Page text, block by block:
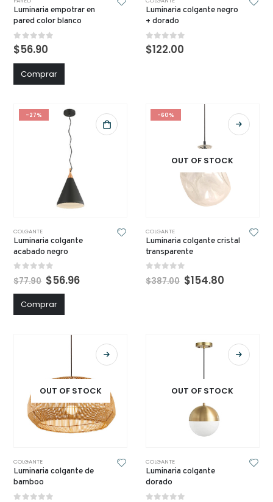
Luminaria empotrar en
pared color blanco
0 out of 5
$56.90
Comprar
Luminaria colgante negro
+ dorado
0out of 5
$122.00
-27%
COLGANTE
Luminaria colgante
acabado negro
out of 5
$77.90 $56.96
Comprar
-60%
OUT OF STOCK
COLGANTE
Luminaria colgante cristal
transparente
out of 5
$387.00 $154.80
OUT OF STOCK
COLGANTE
Luminaria colgante de
bamboo
OUT OF STOCK
COLGANTE
Luminaria colgante
dorado